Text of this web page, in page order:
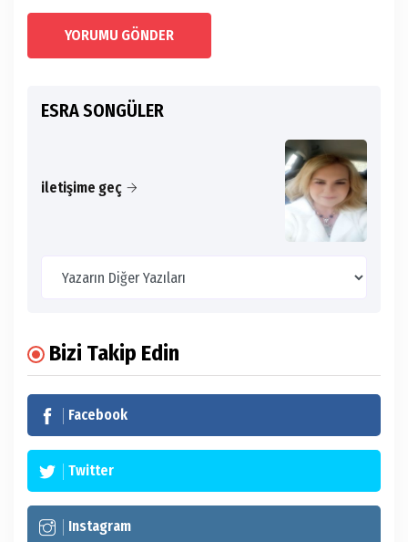
YORUMU GÖNDER
ESRA SONGÜLER
iletişime geç
Bizi Takip Edin
Facebook
Twitter
Instagram